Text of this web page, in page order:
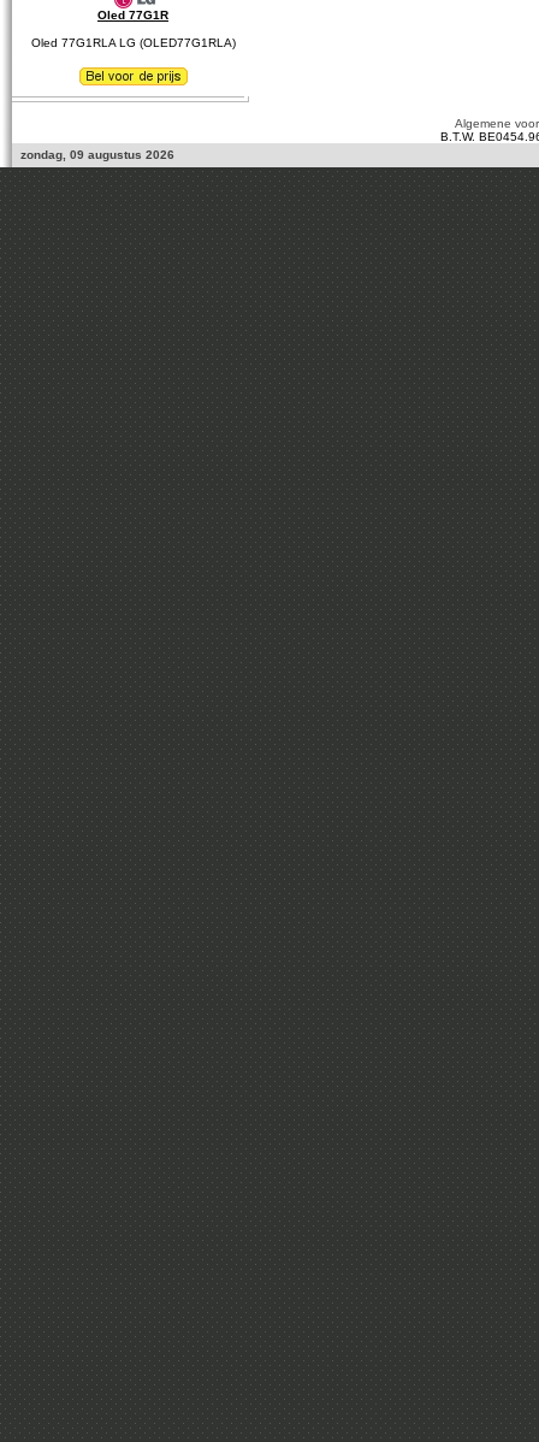
Oled 77G1R
Oled 77G1RLA LG (OLED77G1RLA)
Algemene
B.T.W.
zondag, 09 augustus 2026